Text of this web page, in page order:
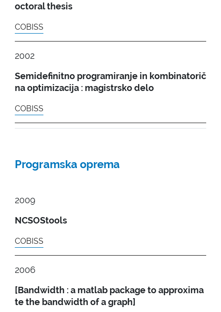
octoral thesis
COBISS
2002
Semidefinitno programiranje in kombinatorič
na optimizacija : magistrsko delo
COBISS
Programska oprema
2009
NCSOStools
COBISS
2006
[Bandwidth : a matlab package to approxima
te the bandwidth of a graph]